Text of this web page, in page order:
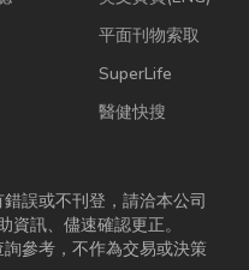
平面刊物索取
SuperLife
醫健快搜
誤或不刊登，請洽本公司
資訊、儘速確認更正。
參考，不作為交易或決策